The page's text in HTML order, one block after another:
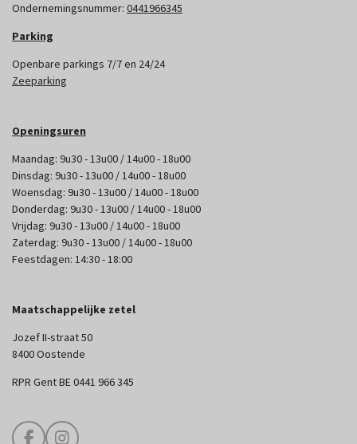
Ondernemingsnummer: 0441966345
Parking
Openbare parkings 7/7 en 24/24
Zeeparking
Openingsuren
Maandag: 9u30 - 13u00 / 14u00 - 18u00
Dinsdag: 9u30 - 13u00 / 14u00 - 18u00
Woensdag: 9u30 - 13u00 / 14u00 - 18u00
Donderdag: 9u30 - 13u00 / 14u00 - 18u00
Vrijdag: 9u30 - 13u00 / 14u00 - 18u00
Zaterdag: 9u30 - 13u00 / 14u00 - 18u00
Feestdagen: 14:30 - 18:00
Maatschappelijke zetel
Jozef II-straat 50
8400 Oostende
RPR Gent BE 0441 966 345